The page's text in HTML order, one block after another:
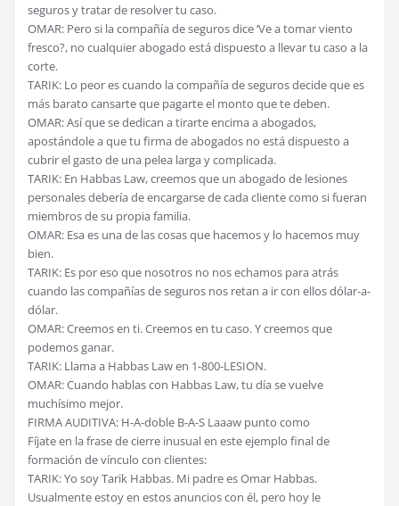
seguros y tratar de resolver tu caso.
OMAR: Pero si la compañía de seguros dice ‘Ve a tomar viento
fresco?, no cualquier abogado está dispuesto a llevar tu caso a la
corte.
TARIK: Lo peor es cuando la compañía de seguros decide que es
más barato cansarte que pagarte el monto que te deben.
OMAR: Así que se dedican a tirarte encima a abogados,
apostándole a que tu firma de abogados no está dispuesto a
cubrir el gasto de una pelea larga y complicada.
TARIK: En Habbas Law, creemos que un abogado de lesiones
personales debería de encargarse de cada cliente como si fueran
miembros de su propia familia.
OMAR: Esa es una de las cosas que hacemos y lo hacemos muy
bien.
TARIK: Es por eso que nosotros no nos echamos para atrás
cuando las compañías de seguros nos retan a ir con ellos dólar-a-
dólar.
OMAR: Creemos en ti. Creemos en tu caso. Y creemos que
podemos ganar.
TARIK: Llama a Habbas Law en 1-800-LESION.
OMAR: Cuando hablas con Habbas Law, tu día se vuelve
muchísimo mejor.
FIRMA AUDITIVA: H-A-doble B-A-S Laaaw punto como
Fíjate en la frase de cierre inusual en este ejemplo final de
formación de vínculo con clientes:
TARIK: Yo soy Tarik Habbas. Mi padre es Omar Habbas.
Usualmente estoy en estos anuncios con él, pero hoy le